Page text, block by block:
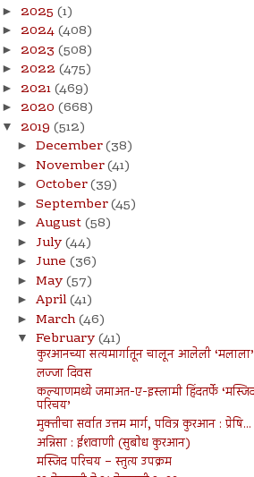
► 2025 (1)
► 2024(408)
► 2023 (508)
► 2022 (475)
► 2021(469)
► 2020 (668)
▼ 2019 (512)
► December(38)
► November(41)
► October(39)
► September(45)
► August(58)
► July(44)
► June (36)
► May(57)
► April(41)
► March(46)
▼ February(41)
कुरआनच्या सत्यमार्गातून चालून आलेली ‘मलाला’
लज्जा दिवस
कल्याणमध्ये जमाअत-ए-इस्लामी हिंदतर्फे
परिचय’
मुक्तीचा सर्वात उत्तम मार्ग, पवित्र कुरआन : प्रेषि...
अन्निसा : ईशवाणी (सुबोध कुरआन)
मस्जिद परिचय – स्तुत्य उपक्रम